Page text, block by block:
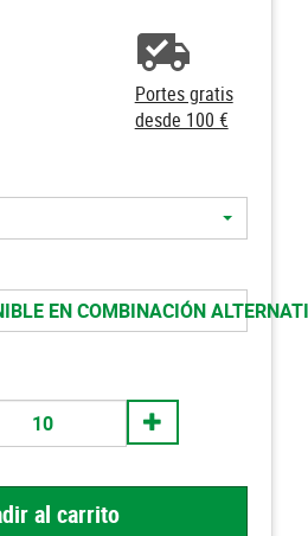
Portes gratis
desde 100 €
EN COMBINACIÓN
al carrito